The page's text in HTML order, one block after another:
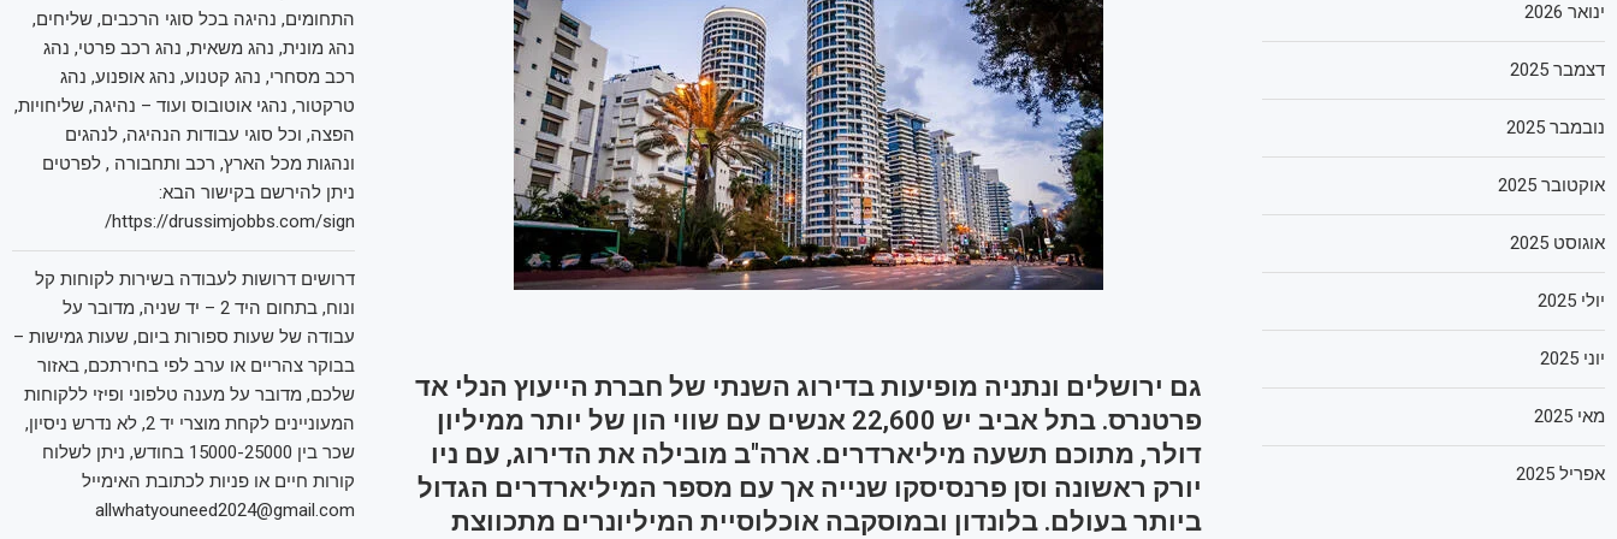
גם ירושלים ונתניה מופיעות בדירוג השנתי של חברת הייעוץ הנלי אד
פרטנרס. בתל אביב יש 22,600 אנשים עם שווי הון של יותר ממיליון
דולר, מתוכם תשעה מיליארדרים. ארה"ב מובילה את הדירוג, עם ניו
יורק ראשונה וסן פרנסיסקו שנייה אך עם מספר המיליארדרים הגדול
ביותר בעולם. בלונדון ובמוסקבה אוכלוסיית המיליונרים מתכווצת
התחומים, נהיגה בכל סוגי הרכבים, שליחים,
נהג מונית, נהג משאית, נהג רכב פרטי, נהג
רכב מסחרי, נהג קטנוע, נהג אופנוע, נהג
טרקטור, נהגי אוטובוס ועוד – נהיגה, שליחויות,
הפצה, וכל סוגי עבודות הנהיגה, לנהגים
ונהגות מכל הארץ, רכב ותחבורה , לפרטים
ניתן להירשם בקישור הבא:
https://drussimjobbs.com/sign/
דרושים דרושות לעבודה בשירות לקוחות קל
ונוח, בתחום היד 2 – יד שניה, מדובר על
עבודה של שעות ספורות ביום, שעות גמישות –
בבוקר צהריים או ערב לפי בחירתכם, באזור
שלכם, מדובר על מענה טלפוני ופיזי ללקוחות
המעוניינים לקחת מוצרי יד 2, לא נדרש ניסיון,
שכר בין 15000-25000 בחודש, ניתן לשלוח
קורות חיים או פניות לכתובת האימייל
allwhatyouneed2024@gmail.com
ינואר 2026
דצמבר 2025
נובמבר 2025
אוקטובר 2025
אוגוסט 2025
יולי 2025
יוני 2025
מאי 2025
אפריל 2025